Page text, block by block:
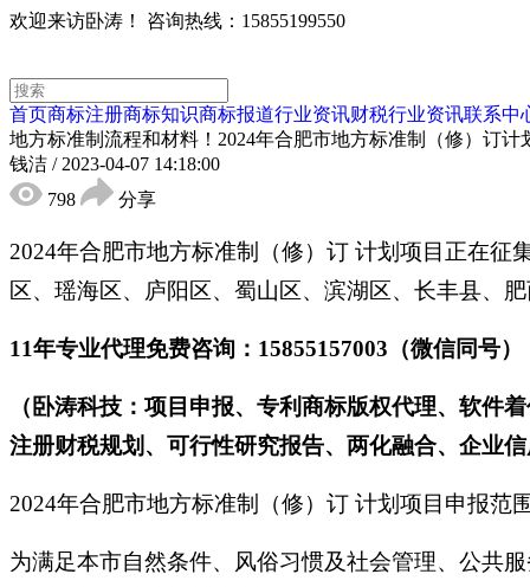
欢迎来访卧涛！ 咨询热线：15855199550
首页商标注册商标知识商标报道行业资讯财税行业资讯联系中
地方标准制流程和材料！2024年合肥市地方标准制（修）订计
钱洁 / 2023-04-07 14:18:00
798
分享
2024年合肥市地方标准制（修）订 计划项目正在
区、瑶海区、庐阳区、蜀山区、滨湖区、长丰县、
11年专业代理免费咨询：15855157003（微信同号）
（卧涛科技：项目申报、专利商标版权代理、软件
注册财税规划、可行性研究报告、两化融合、企业
2024年合肥市地方标准制（修）订 计划项目申报范
为满足本市自然条件、风俗习惯及社会管理、公共